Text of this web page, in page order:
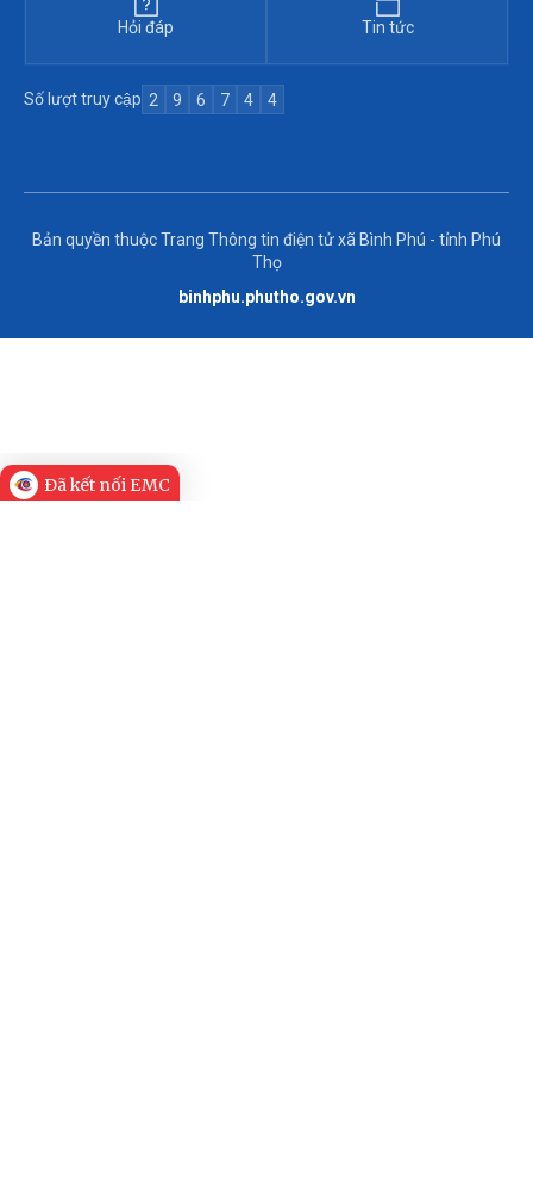
Hỏi đáp Tin tức
Số lượt truy cập 2 9 6 7 4 4
Bản quyền thuộc Trang Thông tin điện tử xã Bình Phú - tỉnh Phú
Thọ
binhphu.phutho.gov.vn
Đã kết nối EMC